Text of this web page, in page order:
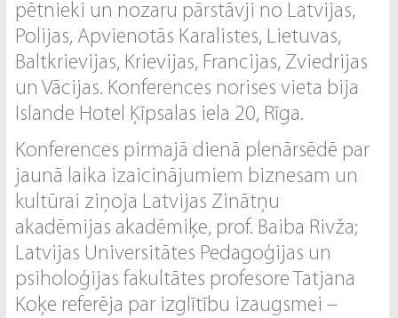
pētnieki un nozaru pārstāvji no Latvijas,
Polijas, Apvienotās Karalistes, Lietuvas,
Baltkrievijas, Krievijas, Francijas, Zviedrijas
un Vācijas. Konferences norises vieta bija
Islande Hotel Ķīpsalas iela 20, Rīga.
Konferences pirmajā dienā plenārsēdē par
jaunā laika izaicinājumiem biznesam un
kultūrai ziņoja Latvijas Zinātņu
akadēmijas akadēmiķe, prof. Baiba Rivža;
Latvijas Universitātes Pedagoģijas un
psiholoģijas fakultātes profesore Tatjana
Koķe referēja par izglītību izaugsmei –